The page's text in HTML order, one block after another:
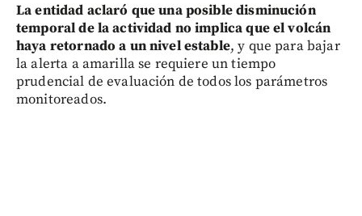
La entidad aclaró que una posible disminución
temporal de la actividad no implica que el volcán
haya retornado a un nivel estable, y que para bajar
la alerta a amarilla se requiere un tiempo
prudencial de evaluación de todos los parámetros
monitoreados.